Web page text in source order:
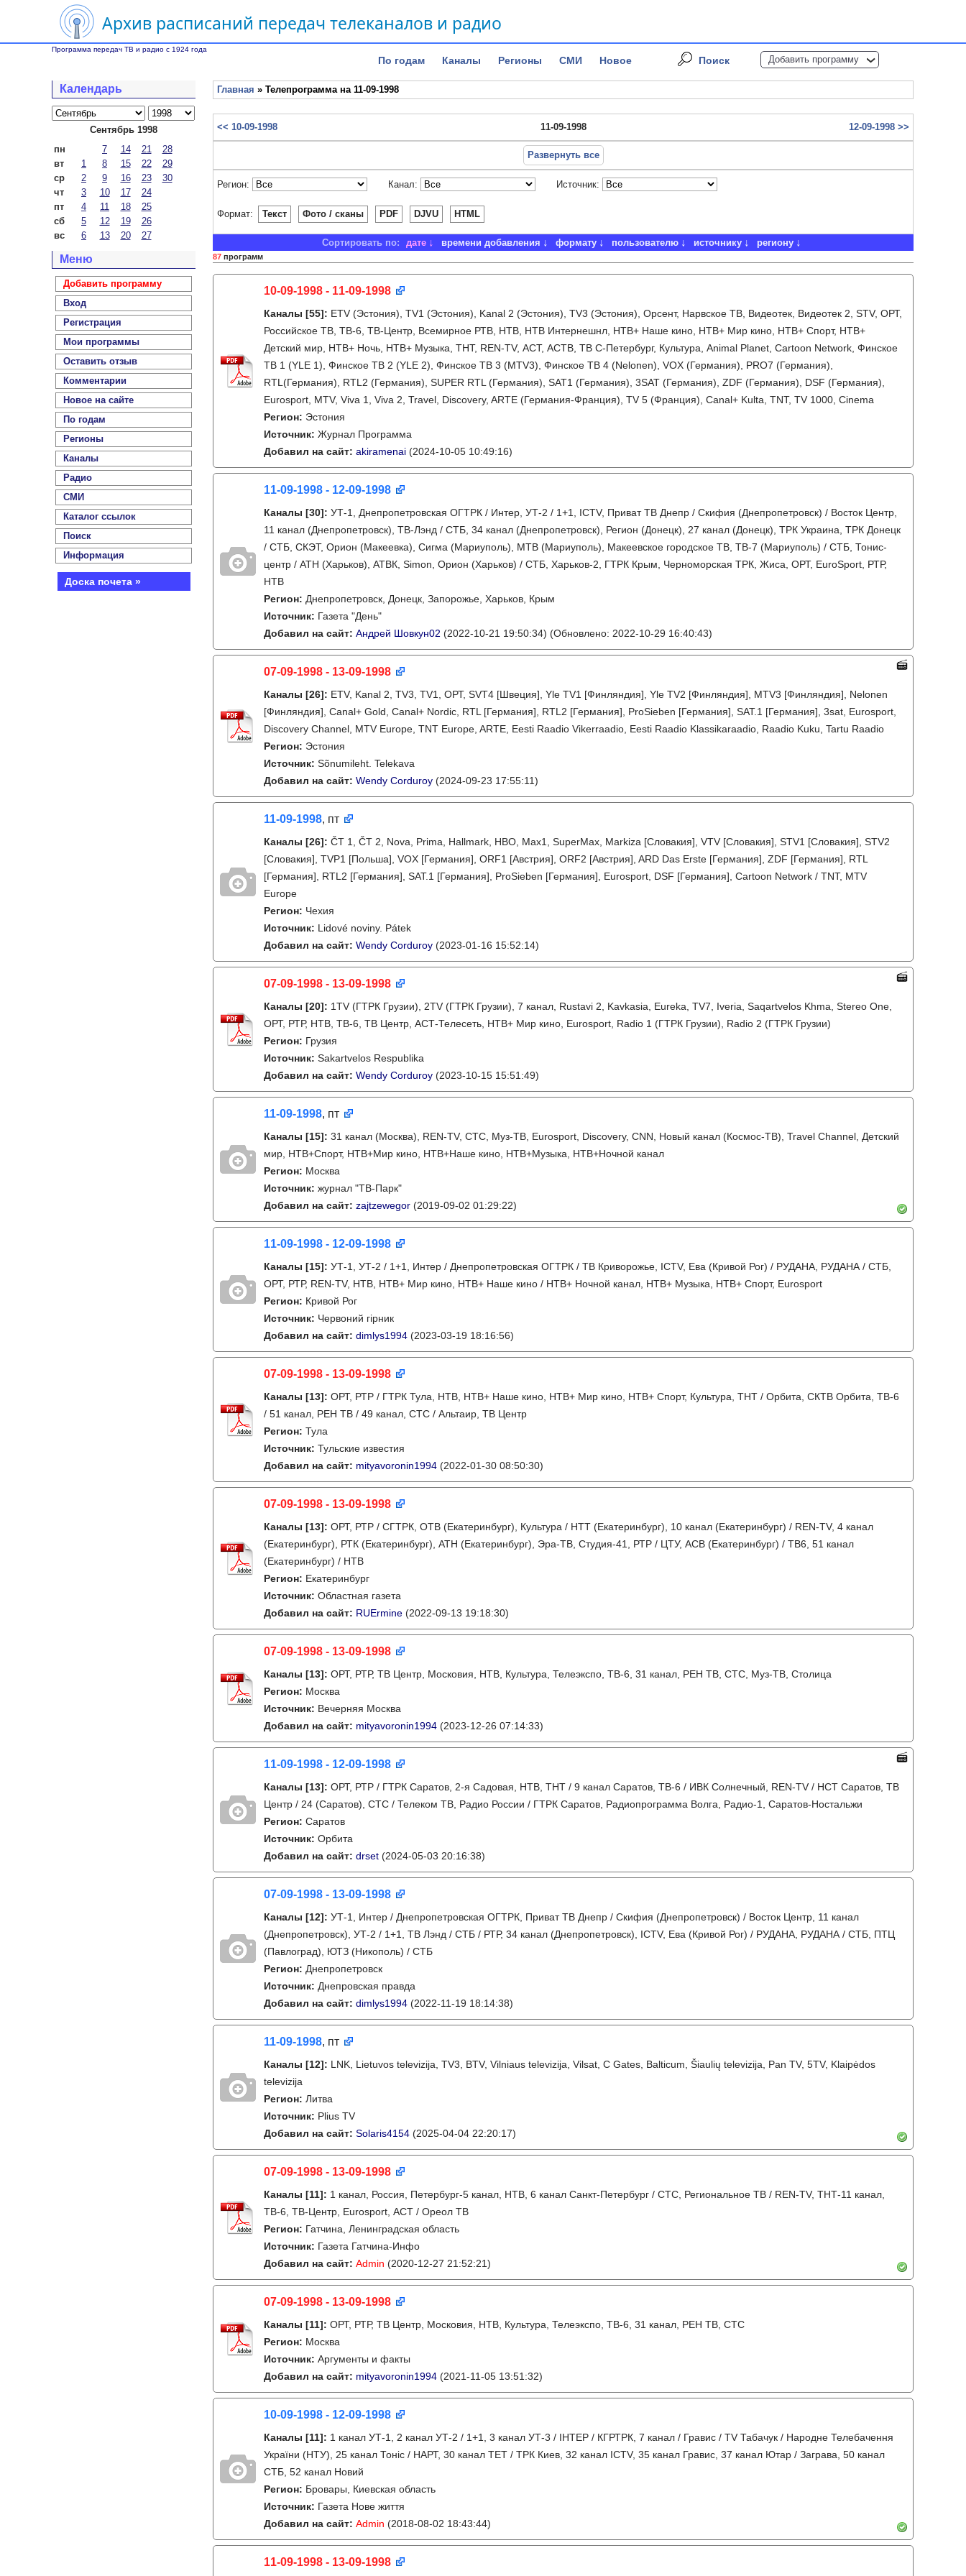
Архив расписаний передач телеканалов и радио
Программа передач ТВ и радио с 1924 года
По годам Каналы Регионы СМИ Новое Поиск Добавить программу
Календарь
Сентябрь 1998
пн
7 14 21
28
вт
1 8 15 22
29
ср
2 9 16 23
30
чт
3 10 17
24
пт
4 11 18
25
сб
5 12 19
26
вс
6 13 20 27
Меню
Добавить программу
Вход
Регистрация
Мои программы
Оставить отзыв
Комментарии
Новое на сайте
По годам
Регионы
Каналы
Радио
СМИ
Каталог ссылок
Поиск
Информация
Доска почета »
Главная » Телепрограмма на 11-09-1998
<< 10-09-1998 11-09-1998 12-09-1998 >>
Развернуть все
Регион: Канал: Источник:
Формат: Текст Фото / сканы PDF DJVU HTML
Сортировать по: дате времени добавления формату пользователю источнику региону
87 программ
10-09-1998 - 11-09-1998
Каналы [55]: ETV (Эстония), TV1 (Эстония), Kanal 2 (Эстония), TV3 (Эстония), Орсент, Нарвское ТВ, Видеотек, Видеотек 2, STV, ОРТ,
Российское ТВ, ТВ-6, ТВ-Центр, Всемирное РТВ, НТВ, НТВ Интернешнл, НТВ+ Наше кино, НТВ+ Мир кино, НТВ+ Спорт, НТВ+
Детский мир, НТВ+ Ночь, НТВ+ Музыка, ТНТ, REN-TV, АСТ, АСТВ, ТВ С-Петербург, Культура, Animal Planet, Cartoon Network, Финское
ТВ 1 (YLE 1), Финское ТВ 2 (YLE 2), Финское ТВ 3 (MTV3), Финское ТВ 4 (Nelonen), VOX (Германия), PRO7 (Германия),
RTL(Германия), RTL2 (Германия), SUPER RTL (Германия), SAT1 (Германия), 3SAT (Германия), ZDF (Германия), DSF (Германия),
Eurosport, MTV, Viva 1, Viva 2, Travel, Discovery, ARTE (Германия-Франция), TV 5 (Франция), Canal+ Kulta, TNT, TV 1000, Cinema
Регион: Эстония
Источник: Журнал Программа
Добавил на сайт: akiramenai (2024-10-05 10:49:16)
11-09-1998 - 12-09-1998
Каналы [30]: УТ-1, Днепропетровская ОГТРК / Интер, УТ-2 / 1+1, ICTV, Приват ТВ Днепр / Скифия (Днепропетровск) / Восток Центр,
11 канал (Днепропетровск), ТВ-Лэнд / СТБ, 34 канал (Днепропетровск), Регион (Донецк), 27 канал (Донецк), ТРК Украина, ТРК Донецк
/ СТБ, СКЭТ, Орион (Макеевка), Сигма (Мариуполь), МТВ (Мариуполь), Макеевское городское ТВ, ТВ-7 (Мариуполь) / СТБ, Тонис-
центр / АТН (Харьков), АТВК, Simon, Орион (Харьков) / СТБ, Харьков-2, ГТРК Крым, Черноморская ТРК, Жиса, ОРТ, EuroSport, РТР,
НТВ
Регион: Днепропетровск, Донецк, Запорожье, Харьков, Крым
Источник: Газета "День"
Добавил на сайт: Андрей Шовкун02 (2022-10-21 19:50:34) (Обновлено: 2022-10-29 16:40:43)
07-09-1998 - 13-09-1998
Каналы [26]: ETV, Kanal 2, TV3, TV1, ОРТ, SVT4 [Швеция], Yle TV1 [Финляндия], Yle TV2 [Финляндия], MTV3 [Финляндия], Nelonen
[Финляндия], Canal+ Gold, Canal+ Nordic, RTL [Германия], RTL2 [Германия], ProSieben [Германия], SAT.1 [Германия], 3sat, Eurosport,
Discovery Channel, MTV Europe, TNT Europe, ARTE, Eesti Raadio Vikerraadio, Eesti Raadio Klassikaraadio, Raadio Kuku, Tartu Raadio
Регион: Эстония
Источник: Sõnumileht. Telekava
Добавил на сайт: Wendy Corduroy (2024-09-23 17:55:11)
11-09-1998, пт
Каналы [26]: ČT 1, ČT 2, Nova, Prima, Hallmark, HBO, Max1, SuperMax, Markiza [Словакия], VTV [Словакия], STV1 [Словакия], STV2
[Словакия], TVP1 [Польша], VOX [Германия], ORF1 [Австрия], ORF2 [Австрия], ARD Das Erste [Германия], ZDF [Германия], RTL
[Германия], RTL2 [Германия], SAT.1 [Германия], ProSieben [Германия], Eurosport, DSF [Германия], Cartoon Network / TNT, MTV
Europe
Регион: Чехия
Источник: Lidové noviny. Pátek
Добавил на сайт: Wendy Corduroy (2023-01-16 15:52:14)
07-09-1998 - 13-09-1998
Каналы [20]: 1TV (ГТРК Грузии), 2TV (ГТРК Грузии), 7 канал, Rustavi 2, Kavkasia, Eureka, TV7, Iveria, Saqartvelos Khma, Stereo One,
ОРТ, РТР, НТВ, ТВ-6, ТВ Центр, АСТ-Телесеть, НТВ+ Мир кино, Eurosport, Radio 1 (ГТРК Грузии), Radio 2 (ГТРК Грузии)
Регион: Грузия
Источник: Sakartvelos Respublika
Добавил на сайт: Wendy Corduroy (2023-10-15 15:51:49)
11-09-1998, пт
Каналы [15]: 31 канал (Москва), REN-TV, СТС, Муз-ТВ, Eurosport, Discovery, CNN, Новый канал (Космос-ТВ), Travel Channel, Детский
мир, НТВ+Спорт, НТВ+Мир кино, НТВ+Наше кино, НТВ+Музыка, НТВ+Ночной канал
Регион: Москва
Источник: журнал "ТВ-Парк"
Добавил на сайт: zajtzewegor (2019-09-02 01:29:22)
11-09-1998 - 12-09-1998
Каналы [15]: УТ-1, УТ-2 / 1+1, Интер / Днепропетровская ОГТРК / ТВ Криворожье, ICTV, Ева (Кривой Рог) / РУДАНА, РУДАНА / СТБ,
ОРТ, РТР, REN-TV, НТВ, НТВ+ Мир кино, НТВ+ Наше кино / НТВ+ Ночной канал, НТВ+ Музыка, НТВ+ Спорт, Eurosport
Регион: Кривой Рог
Источник: Червоний гірник
Добавил на сайт: dimlys1994 (2023-03-19 18:16:56)
07-09-1998 - 13-09-1998
Каналы [13]: ОРТ, РТР / ГТРК Тула, НТВ, НТВ+ Наше кино, НТВ+ Мир кино, НТВ+ Спорт, Культура, ТНТ / Орбита, СКТВ Орбита, ТВ-6
/ 51 канал, РЕН ТВ / 49 канал, СТС / Альтаир, ТВ Центр
Регион: Тула
Источник: Тульские известия
Добавил на сайт: mityavoronin1994 (2022-01-30 08:50:30)
07-09-1998 - 13-09-1998
Каналы [13]: ОРТ, РТР / СГТРК, ОТВ (Екатеринбург), Культура / НТТ (Екатеринбург), 10 канал (Екатеринбург) / REN-TV, 4 канал
(Екатеринбург), РТК (Екатеринбург), АТН (Екатеринбург), Эра-ТВ, Студия-41, РТР / ЦТУ, АСВ (Екатеринбург) / ТВ6, 51 канал
(Екатеринбург) / НТВ
Регион: Екатеринбург
Источник: Областная газета
Добавил на сайт: RUErmine (2022-09-13 19:18:30)
07-09-1998 - 13-09-1998
Каналы [13]: ОРТ, РТР, ТВ Центр, Московия, НТВ, Культура, Телеэкспо, ТВ-6, 31 канал, РЕН ТВ, СТС, Муз-ТВ, Столица
Регион: Москва
Источник: Вечерняя Москва
Добавил на сайт: mityavoronin1994 (2023-12-26 07:14:33)
11-09-1998 - 12-09-1998
Каналы [13]: ОРТ, РТР / ГТРК Саратов, 2-я Садовая, НТВ, ТНТ / 9 канал Саратов, ТВ-6 / ИВК Солнечный, REN-TV / НСТ Саратов, ТВ
Центр / 24 (Саратов), СТС / Телеком ТВ, Радио России / ГТРК Саратов, Радиопрограмма Волга, Радио-1, Саратов-Ностальжи
Регион: Саратов
Источник: Орбита
Добавил на сайт: drset (2024-05-03 20:16:38)
07-09-1998 - 13-09-1998
Каналы [12]: УТ-1, Интер / Днепропетровская ОГТРК, Приват ТВ Днепр / Скифия (Днепропетровск) / Восток Центр, 11 канал
(Днепропетровск), УТ-2 / 1+1, ТВ Лэнд / СТБ / РТР, 34 канал (Днепропетровск), ICTV, Ева (Кривой Рог) / РУДАНА, РУДАНА / СТБ, ПТЦ
(Павлоград), ЮТЗ (Никополь) / СТБ
Регион: Днепропетровск
Источник: Днепровская правда
Добавил на сайт: dimlys1994 (2022-11-19 18:14:38)
11-09-1998, пт
Каналы [12]: LNK, Lietuvos televizija, TV3, BTV, Vilniaus televizija, Vilsat, C Gates, Balticum, Šiaulių televizija, Pan TV, 5TV, Klaipėdos
televizija
Регион: Литва
Источник: Plius TV
Добавил на сайт: Solaris4154 (2025-04-04 22:20:17)
07-09-1998 - 13-09-1998
Каналы [11]: 1 канал, Россия, Петербург-5 канал, НТВ, 6 канал Санкт-Петербург / СТС, Региональное ТВ / REN-TV, ТНТ-11 канал,
ТВ-6, ТВ-Центр, Eurosport, АСТ / Ореол ТВ
Регион: Гатчина, Ленинградская область
Источник: Газета Гатчина-Инфо
Добавил на сайт: Admin (2020-12-27 21:52:21)
07-09-1998 - 13-09-1998
Каналы [11]: ОРТ, РТР, ТВ Центр, Московия, НТВ, Культура, Телеэкспо, ТВ-6, 31 канал, РЕН ТВ, СТС
Регион: Москва
Источник: Аргументы и факты
Добавил на сайт: mityavoronin1994 (2021-11-05 13:51:32)
10-09-1998 - 12-09-1998
Каналы [11]: 1 канал УТ-1, 2 канал УТ-2 / 1+1, 3 канал УТ-3 / IНТЕР / КГРТРК, 7 канал / Гравис / TV Табачук / Народне Телебачення
України (НТУ), 25 канал Тонiс / НАРТ, 30 канал ТЕТ / ТРК Киев, 32 канал ICTV, 35 канал Гравис, 37 канал Ютар / Заграва, 50 канал
СТБ, 52 канал Новий
Регион: Бровары, Киевская область
Источник: Газета Нове життя
Добавил на сайт: Admin (2018-08-02 18:43:44)
11-09-1998 - 13-09-1998